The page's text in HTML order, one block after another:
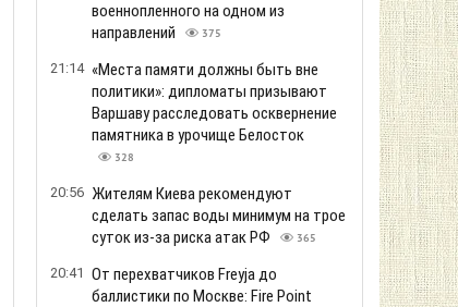
военнопленного на одном из
направлений
375
21:14 «Места памяти должны быть вне
политики»: дипломаты призывают
Варшаву расследовать осквернение
памятника в урочище Белосток
328
20:56 Жителям Киева рекомендуют
сделать запас воды минимум на трое
суток из-за риска атак РФ
365
20:41 От перехватчиков Freyja до
баллистики по Москве: Fire Point